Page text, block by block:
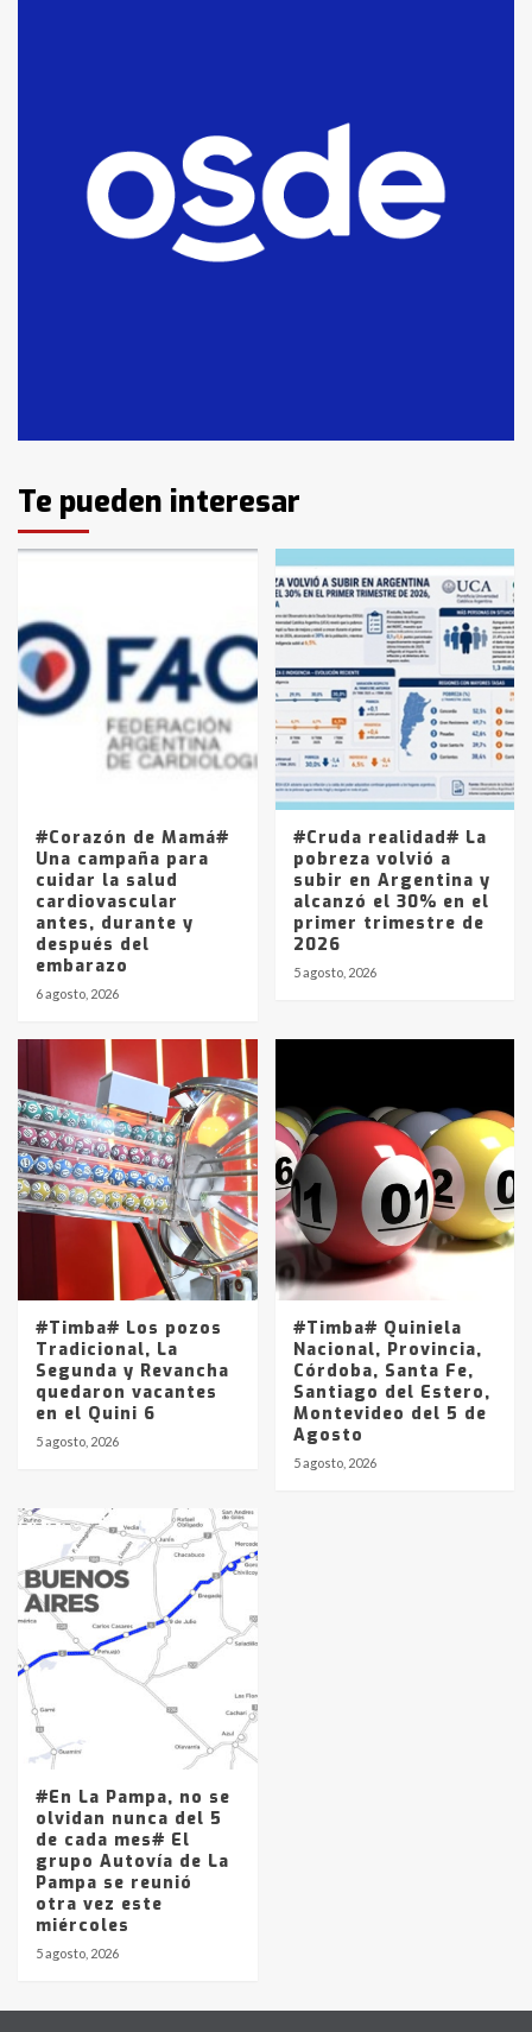
fueron detenidos por
comercialización de drogas en la
tarde del sábado
T.Lauquen: se vendió el edificio de
lo que fue la planta Industrial del
3
Identidad de los adolescentes
pampeanos que fueron
en la mañana del lunes
4
Accidente en Ruta 5: falleció un
joven de Trenque Lauquen
Los precios de los combustibles en
La Pampa, desde YPF hasta Axion
entre 857 a 1338 pesos
Te pueden interesar
#Corazón de Mamá#
Una campaña para
cuidar la salud
cardiovascular
antes, durante y
después del
embarazo
6 agosto, 2026
#Cruda realidad# La
pobreza volvió a
subir en Argentina y
alcanzó el 30% en el
primer trimestre de
2026
5 agosto, 2026
#Timba# Los pozos
Tradicional, La
Segunda y Revancha
quedaron vacantes
en el Quini 6
5 agosto, 2026
#Timba# Quiniela
Nacional, Provincia,
Córdoba, Santa Fe,
Santiago del Estero,
Montevideo del 5 de
Agosto
5 agosto, 2026
#En La Pampa, no se
olvidan nunca del 5
de cada mes# El
grupo Autovía de La
Pampa se reunió
otra vez este
miércoles
5 agosto, 2026